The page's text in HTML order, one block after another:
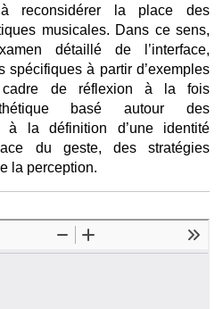
reconsidérer la place des
musicales. Dans ce sens,
détaillé de l’interface,
spécifiques à partir d’exemples
de réflexion à la fois
basé autour des
à la définition d’une identité
du geste, des stratégies
la perception.